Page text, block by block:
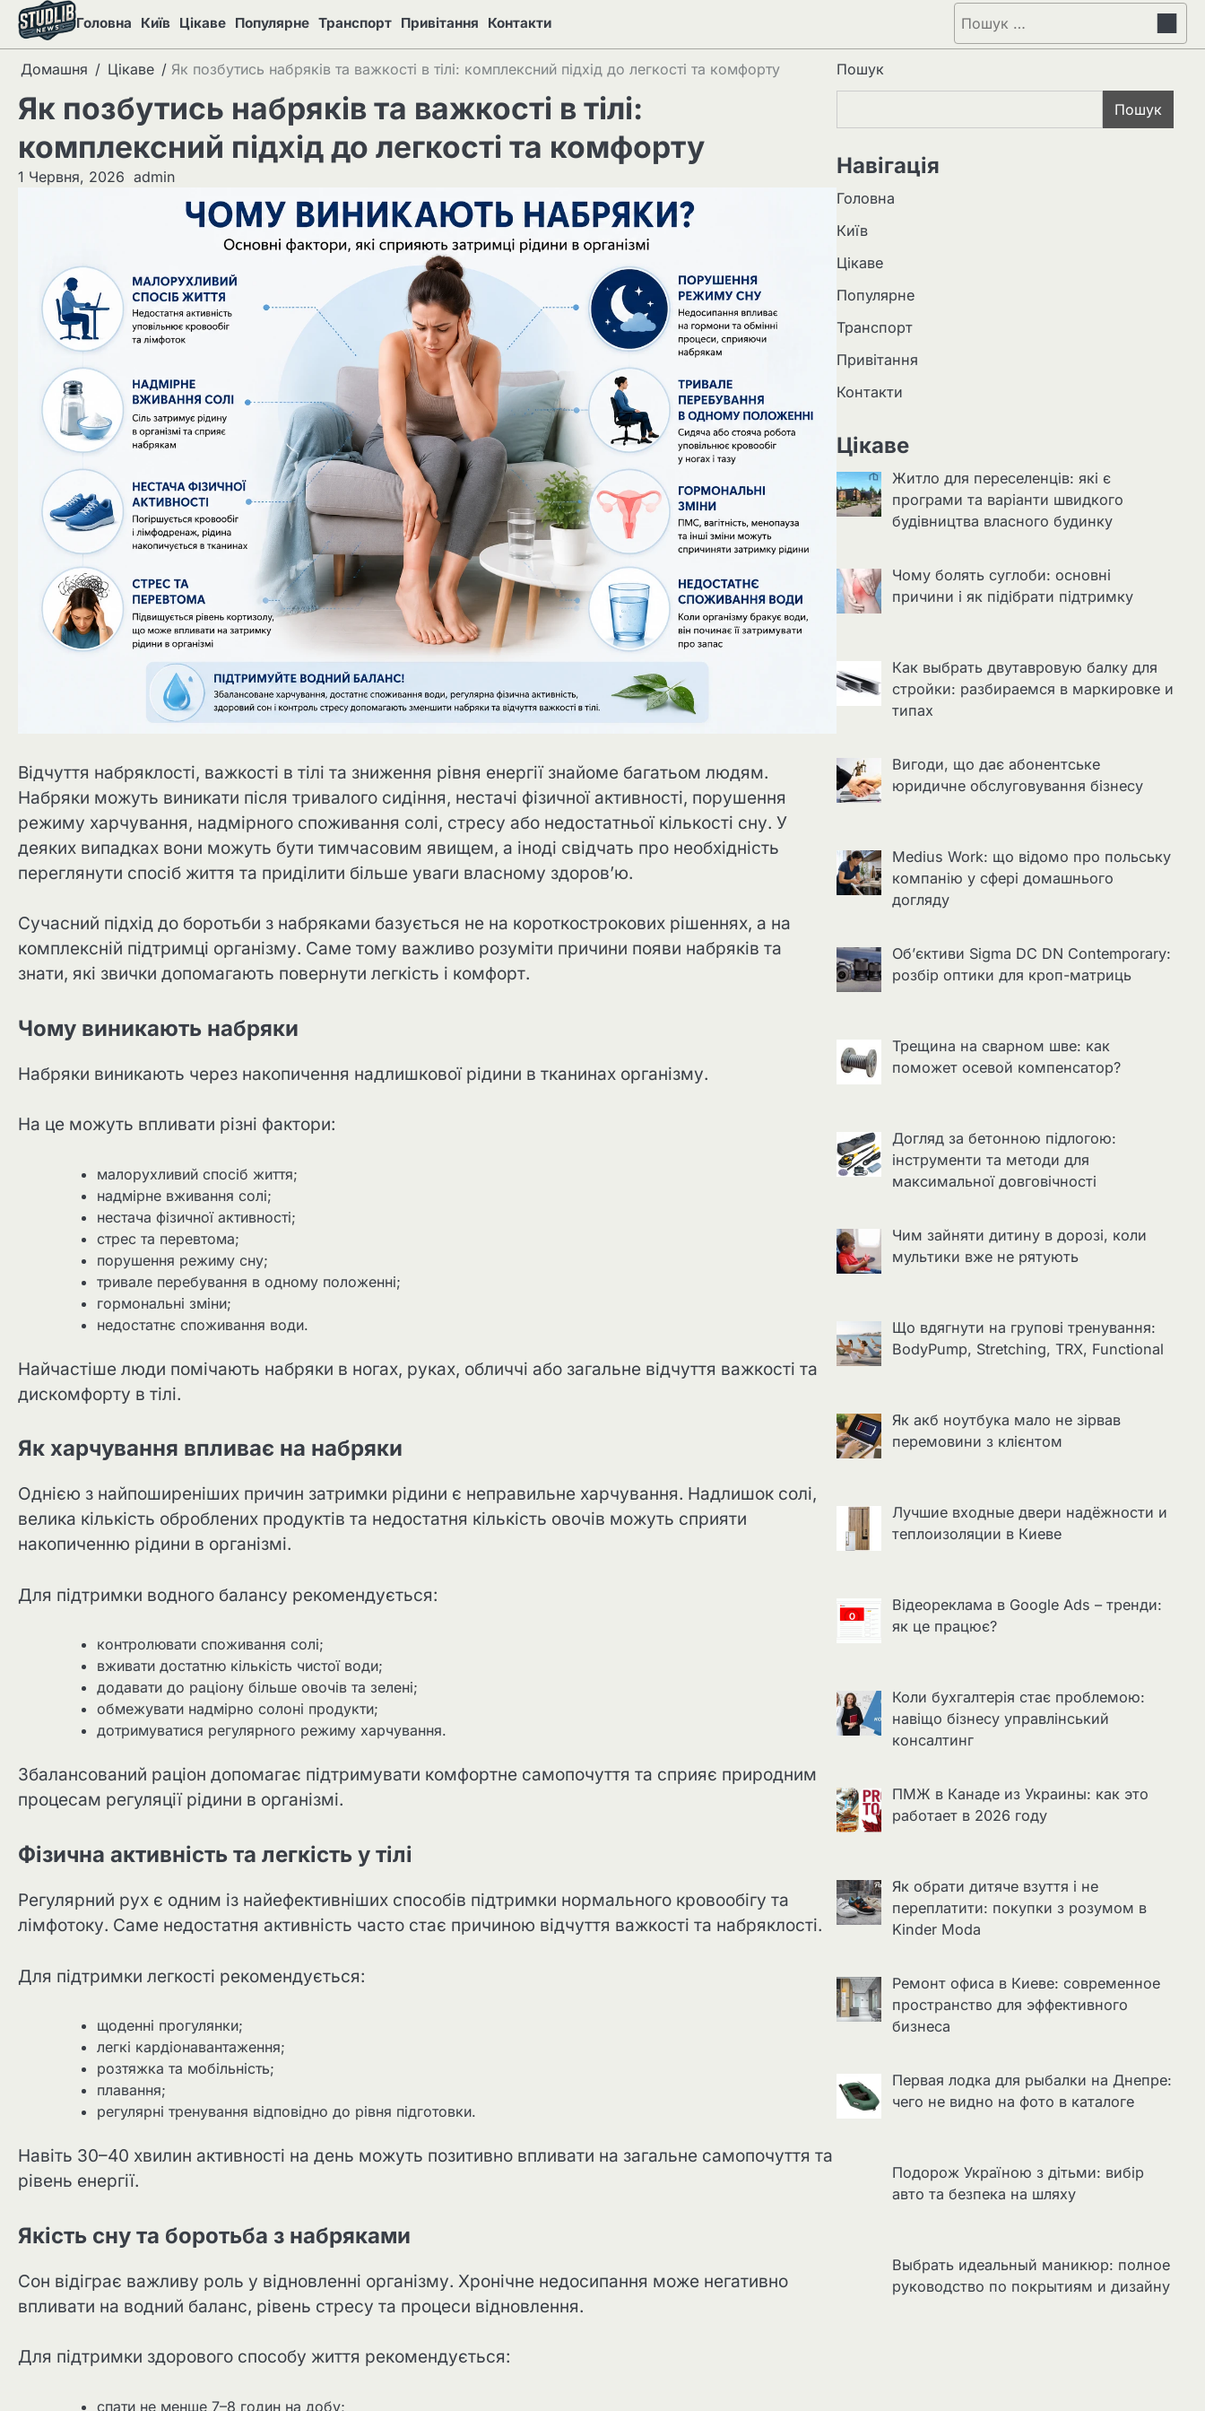
Перейти
вмісту
Головна Київ Цікаве Популярне Транспорт Привітання Контакти Пошук:
Домашня Цікаве Як позбутись набряків та важкості в тілі: комплексний підхід до легкості та комфорту
Як позбутись набряків та важкості в тілі:
комплексний підхід до легкості та комфорту
1 Червня, 2026 admin
Відчуття набряклості, важкості в тілі та зниження рівня енергії знайоме багатьом людям.
Набряки можуть виникати після тривалого сидіння, нестачі фізичної активності, порушення
режиму харчування, надмірного споживання солі, стресу або недостатньої кількості сну. У
деяких випадках вони можуть бути тимчасовим явищем, а іноді свідчать про необхідність
переглянути спосіб життя та приділити більше уваги власному здоров’ю.
Сучасний підхід до боротьби з набряками базується не на короткострокових рішеннях, а на
комплексній підтримці організму. Саме тому важливо розуміти причини появи набряків та
знати, які звички допомагають повернути легкість і комфорт.
Чому виникають набряки
Набряки виникають через накопичення надлишкової рідини в тканинах організму.
На це можуть впливати різні фактори:
малорухливий спосіб життя;
надмірне вживання солі;
нестача фізичної активності;
стрес та перевтома;
порушення режиму сну;
тривале перебування в одному положенні;
гормональні зміни;
недостатнє споживання води.
Найчастіше люди помічають набряки в ногах, руках, обличчі або загальне відчуття важкості та
дискомфорту в тілі.
Як харчування впливає на набряки
Однією з найпоширеніших причин затримки рідини є неправильне харчування. Надлишок солі,
велика кількість оброблених продуктів та недостатня кількість овочів можуть сприяти
накопиченню рідини в організмі.
Для підтримки водного балансу рекомендується:
контролювати споживання солі;
вживати достатню кількість чистої води;
додавати до раціону більше овочів та зелені;
обмежувати надмірно солоні продукти;
дотримуватися регулярного режиму харчування.
Збалансований раціон допомагає підтримувати комфортне самопочуття та сприяє природним
процесам регуляції рідини в організмі.
Фізична активність та легкість у тілі
Регулярний рух є одним із найефективніших способів підтримки нормального кровообігу та
лімфотоку. Саме недостатня активність часто стає причиною відчуття важкості та набряклості.
Для підтримки легкості рекомендується:
щоденні прогулянки;
легкі кардіонавантаження;
розтяжка та мобільність;
плавання;
регулярні тренування відповідно до рівня підготовки.
Навіть 30–40 хвилин активності на день можуть позитивно впливати на загальне самопочуття та
рівень енергії.
Якість сну та боротьба з набряками
Сон відіграє важливу роль у відновленні організму. Хронічне недосипання може негативно
впливати на водний баланс, рівень стресу та процеси відновлення.
Для підтримки здорового способу життя рекомендується:
спати не менше 7–8 годин на добу;
Пошук
Пошук
Навігація
Головна
Київ
Цікаве
Популярне
Транспорт
Привітання
Контакти
Цікаве
Житло для переселенців: які є
програми та варіанти швидкого
будівництва власного будинку
Чому болять суглоби: основні
причини і як підібрати підтримку
Как выбрать двутавровую балку для
стройки: разбираемся в маркировке и
типах
Вигоди, що дає абонентське
юридичне обслуговування бізнесу
Medius Work: що відомо про польську
компанію у сфері домашнього
догляду
Об’єктиви Sigma DC DN Contemporary:
розбір оптики для кроп-матриць
Трещина на сварном шве: как
поможет осевой компенсатор?
Догляд за бетонною підлогою:
інструменти та методи для
максимальної довговічності
Чим зайняти дитину в дорозі, коли
мультики вже не рятують
Що вдягнути на групові тренування:
BodyPump, Stretching, TRX, Functional
Як акб ноутбука мало не зірвав
перемовини з клієнтом
Лучшие входные двери надёжности и
теплоизоляции в Киеве
Відеореклама в Google Ads – тренди:
як це працює?
Коли бухгалтерія стає проблемою:
навіщо бізнесу управлінський
консалтинг
ПМЖ в Канаде из Украины: как это
работает в 2026 году
Як обрати дитяче взуття і не
переплатити: покупки з розумом в
Kinder Moda
Ремонт офиса в Киеве: современное
пространство для эффективного
бизнеса
Первая лодка для рыбалки на Днепре:
чего не видно на фото в каталоге
Подорож Україною з дітьми: вибір
авто та безпека на шляху
Выбрать идеальный маникюр: полное
руководство по покрытиям и дизайну